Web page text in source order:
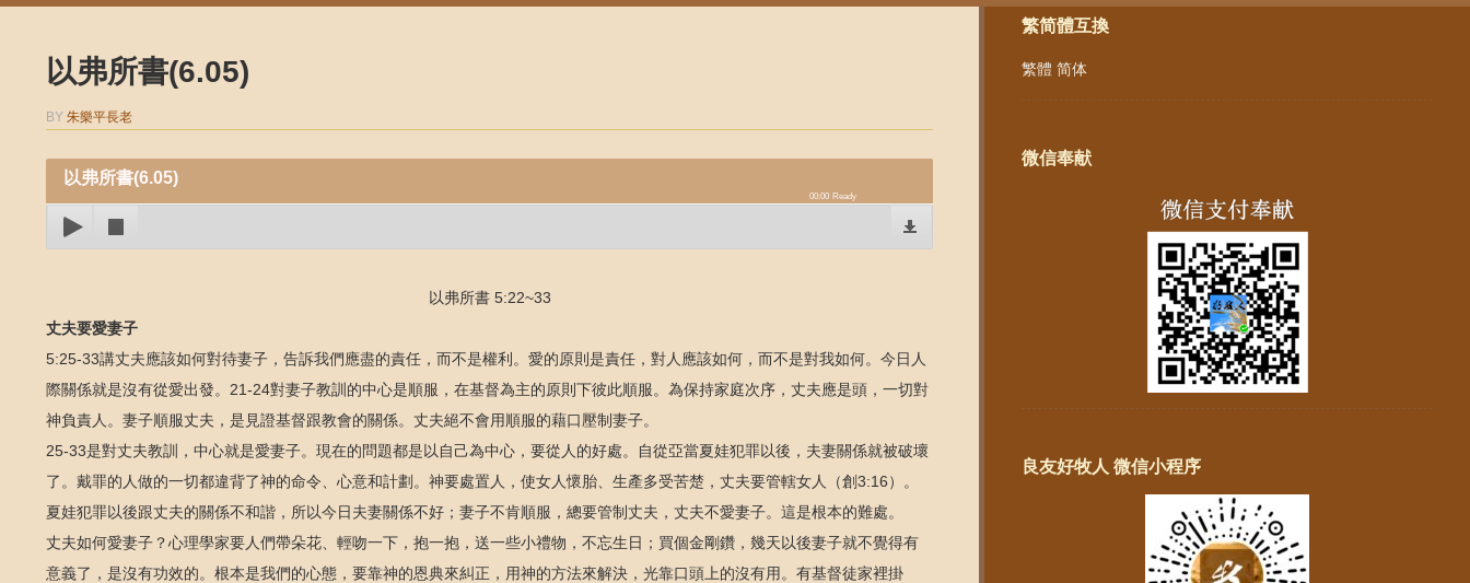
以弗所書(6.05)
BY 朱樂平長老
以弗所書(6.05)
00:00 Ready
以弗所書 5:22~33
丈夫要愛妻子
5:25-33講丈夫應該如何對待妻子，告訴我們應盡的責任，而不是權利。愛的原則是責任，對人應該如何，而不是對我如何。今日人
際關係就是沒有從愛出發。21-24對妻子教訓的中心是順服，在基督為主的原則下彼此順服。為保持家庭次序，丈夫應是頭，一切對
神負責人。妻子順服丈夫，是見證基督跟教會的關係。丈夫絕不會用順服的藉口壓制妻子。
25-33是對丈夫教訓，中心就是愛妻子。現在的問題都是以自己為中心，要從人的好處。自從亞當夏娃犯罪以後，夫妻關係就被破壞
了。戴罪的人做的一切都違背了神的命令、心意和計劃。神要處置人，使女人懷胎、生產多受苦楚，丈夫要管轄女人（創3:16）。
夏娃犯罪以後跟丈夫的關係不和諧，所以今日夫妻關係不好；妻子不肯順服，總要管制丈夫，丈夫不愛妻子。這是根本的難處。
丈夫如何愛妻子？心理學家要人們帶朵花、輕吻一下，抱一抱，送一些小禮物，不忘生日；買個金剛鑽，幾天以後妻子就不覺得有
意義了，是沒有功效的。根本是我們的心態，要靠神的恩典來糾正，用神的方法來解決，光靠口頭上的沒有用。有基督徒家裡掛
繁简體互換
繁體 简体
微信奉献
良友好牧人 微信小程序